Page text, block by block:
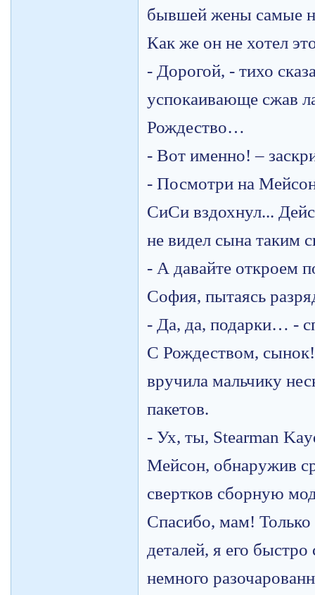
бывшей жены самые
Как же он не хотел
- Дорогой, - тихо
успокаивающе сжав
Рождество…
- Вот именно! –
- Посмотри на
СиСи вздохнул...
не видел сына
- А давайте откроем
София, пытаясь
- Да, да, подарки… -
С Рождеством,
вручила мальчику
пакетов.
- Ух, ты, Stearman
Мейсон, обнаружив
свертков сборную
Спасибо, мам! Только
деталей, я его
немного